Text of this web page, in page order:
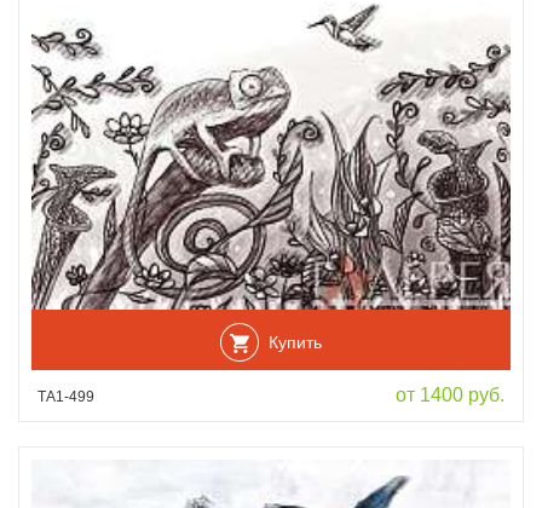
Купить
ТА1-499 от 1400 руб.